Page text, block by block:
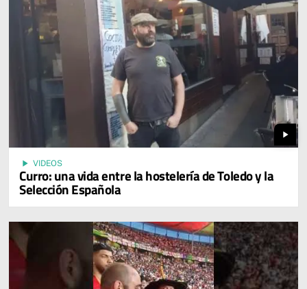
play_arrow
play_arrow VIDEOS
Curro: una vida entre la hostelería de Toledo y la
Selección Española